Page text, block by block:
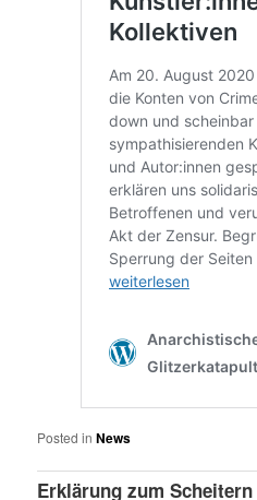
Posted in News
Erklärung zum